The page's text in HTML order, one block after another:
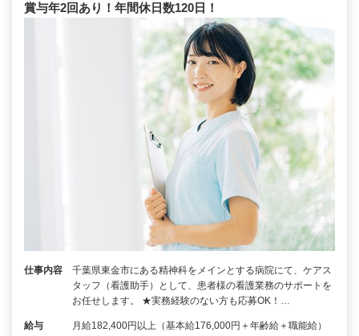
賞与年2回あり！年間休日数120日！
仕事内容
千葉県東金市にある精神科をメインとする病院にて、ケアス
タッフ（看護助手）として、患者様の看護業務のサポートを
お任せします。 ★実務経験のない方も応募OK！…
給与 月給182,400円以上（基本給176,000円＋年齢給＋職能給）